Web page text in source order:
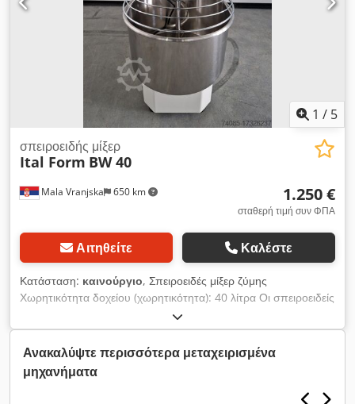
1 / 5
Mala Vranjska 650 km
σπειροειδής μίξερ
Ital Form BW 40
1.250 €
σταθερή τιμή συν ΦΠΑ
Αιτηθείτε Καλέστε
Κατάσταση: καινούργιο, Σπειροειδές μίξερ ζύμης
Χωρητικότητα δοχείου (χωρητικότητα): 40 λίτρα Οι σπειροειδείς
αναμικτήρες προορίζονται για επαγγελματική χρήση στον τομέα
της αρτοποιίας και της εστίασης Χρησιμοποιούνται για την
παρασκευή πρωτογενούς ζύμης, αλλά μπορούν επίσης να
χρησιμοποιηθούν για την παρασκευή άλλων τύπων
προϊόντων, αντικαθιστώντας τη χειρωνακτική εργασία με ένα
μηχανικό σύστημα Με τον τρόπο αυτό, είναι δυνατή η συνεχής
Ανακαλύψτε περισσότερα μεταχειρισμένα
μηχανήματα